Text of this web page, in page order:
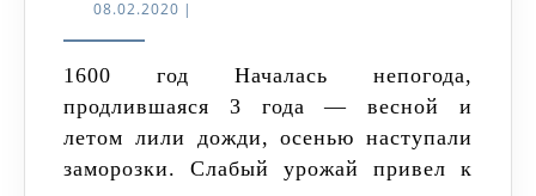
событий
с
1600
по
08.02.2020 08.02.2020
|
1600 год Началась непогода,
продлившаяся 3 года — весной и
летом лили дожди, осенью наступали
заморозки. Слабый урожай привел к